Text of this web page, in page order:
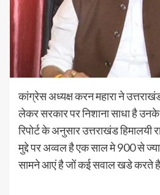
कांग्रेस अध्यक्ष करन महारा ने
लेकर सरकार पर निशाना साधा है
रिपोर्ट के अनुसार उत्तराखंड हिमालयी
मुद्दे पर अव्वल है एक साल मे 900 से
सामने आएं है जों कई सवाल खडे करते है